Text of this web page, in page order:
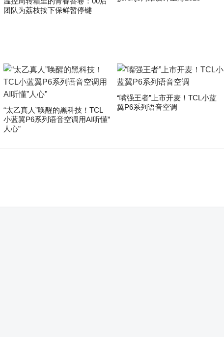
团队为荔枝按下保鲜暂停键
“太乙真人”唤醒的黑科技！TCL
小蓝翼P6系列语音空调用AI听懂”
人心”
“嘴强王者”上市开麦！TCL小蓝
翼P6系列语音空调